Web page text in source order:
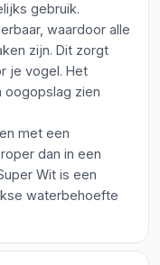
gebruik.
waardoor alle
zijn. Dit zorgt
je vogel. Het
oogopslag zien
met een
dan in een
Wit is een
waterbehoefte